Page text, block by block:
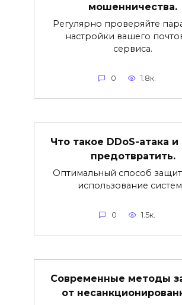
мошенничества.
Регулярно проверяйте
настройки вашего
сервиса.
0 1.8к.
Что такое DDoS-атака и
предотвратить.
Оптимальный способ
использование
0 1.5к.
Современные методы
от